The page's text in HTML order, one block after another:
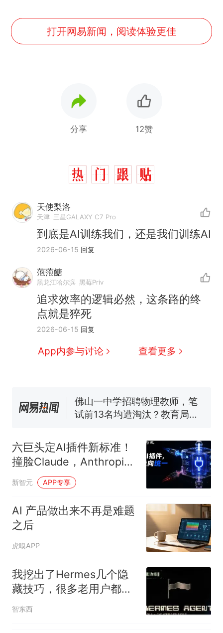
打开网易新闻，阅读体验更佳
分享 12赞
天使梨洛
天津 三星GALAXY C7 Pro
到底是AI训练我们，还是我们训练AI
2026-06-15 回复
萢萢餹
黑龙江哈尔滨 黑莓Priv
追求效率的逻辑必然，这条路的终
点就是猝死
2026-06-15 回复
App内参与讨论 查看更多
热 那个在床头放菜刀的女孩，
因老师一句“跟我回家”改写了
人生费大厨“全国小炒肉大王”称
号，仅凭视频评出？中国烹饪
协会回应
台风"白海豚"中心附近最大风
已叫停招聘，成立调查组全面
核查
笔试第一被第二名传话劝弃考
官方通报
43.98万起
热 那个在床头放菜刀的女孩，
因老师一句“跟我回家”改写了
人生
六巨头定AI插件新标准！
撞脸Claude，Anthropic
没上桌
新智元 APP专享
AI 产品做出来不再是难题
之后
虎嗅APP
我挖出了Hermes几个隐
藏技巧，很多老用户都不
知道
智东西